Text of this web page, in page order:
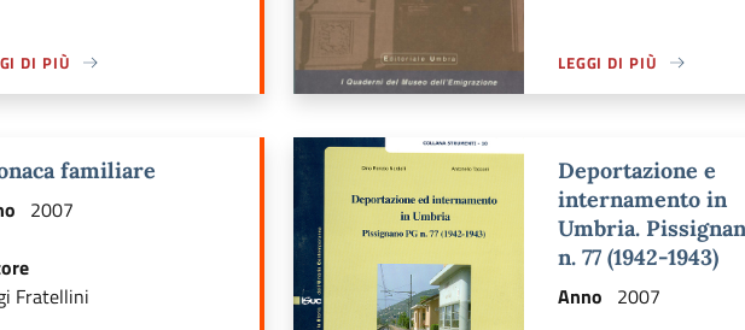
DI PIÙ DI LEGGI DI PIÙ DI: NOTE SUI CANTI TRADIZIONALI DEL POPOLO UMBRO
LEGGI DI PIÙ
A PROPOSITO DI LEGGI
familiare
2007
Fratellini
Deportazione e
internamento in
Umbria.
n. 77 (1942-1943)
Anno 2007